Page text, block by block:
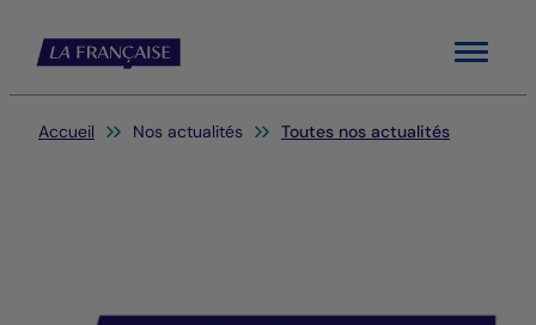
Menu
Vous êtes ici:
Accueil Nos actualités Toutes nos actualités